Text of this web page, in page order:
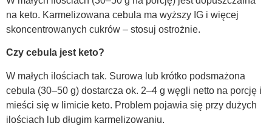
na keto. Karmelizowana cebula ma wyższy IG i więcej
skoncentrowanych cukrów – stosuj ostrożnie.
Czy cebula jest keto?
W małych ilościach tak. Surowa lub krótko podsmażona
cebula (30–50 g) dostarcza ok. 2–4 g węgli netto na porcję i
mieści się w limicie keto. Problem pojawia się przy dużych
ilościach lub długim karmelizowaniu.